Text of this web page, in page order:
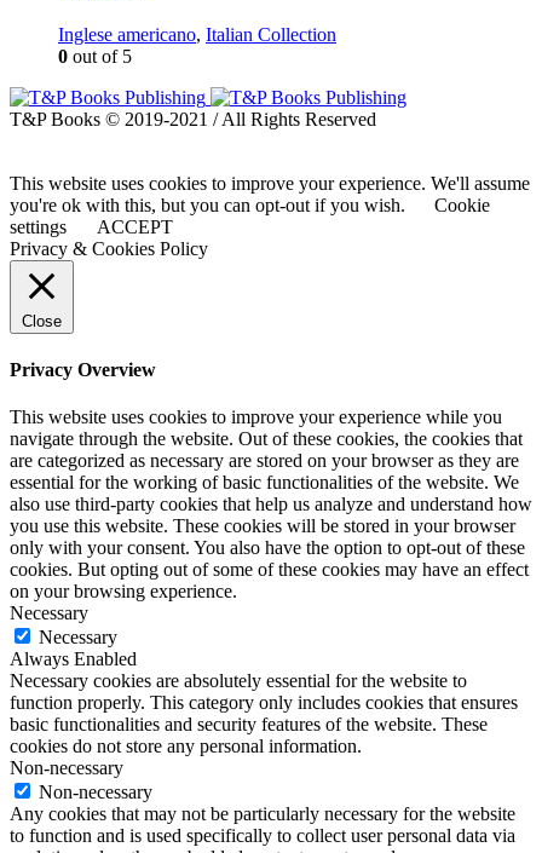
Inglese americano, Italian Collection
0 out of 5
T&P Books © 2019-2021 / All Rights Reserved
This website uses cookies to improve your experience. We'll assume
you're ok with this, but you can opt-out if you wish.
Cookie
settings
ACCEPT
Privacy & Cookies Policy
Close
Privacy Overview
This website uses cookies to improve your experience while you
navigate through the website. Out of these cookies, the cookies that
are categorized as necessary are stored on your browser as they are
essential for the working of basic functionalities of the website. We
also use third-party cookies that help us analyze and understand how
you use this website. These cookies will be stored in your browser
only with your consent. You also have the option to opt-out of these
cookies. But opting out of some of these cookies may have an effect
on your browsing experience.
Necessary
Necessary
Always Enabled
Necessary cookies are absolutely essential for the website to
function properly. This category only includes cookies that ensures
basic functionalities and security features of the website. These
cookies do not store any personal information.
Non-necessary
Non-necessary
Any cookies that may not be particularly necessary for the website
to function and is used specifically to collect user personal data via